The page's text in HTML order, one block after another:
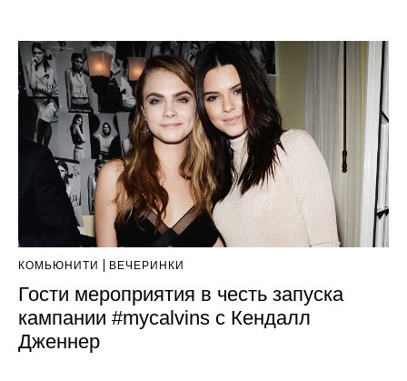
КОМЬЮНИТИ ВЕЧЕРИНКИ
Гости мероприятия в честь запуска
кампании #mycalvins с Кендалл
Дженнер